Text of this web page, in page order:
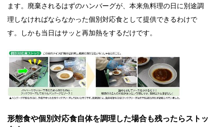
ます。廃棄されるはずのハンバーグが、本来魚料理の日に別途調
理しなければならなかった個別対応食として提供できるわけで
す。しかも当日はサッと再加熱をするだけです。
形態食や個別対応食自体を調理した場合も残ったらストッ